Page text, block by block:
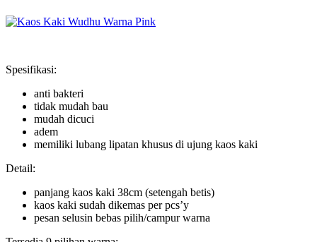
Spesifikasi:
anti bakteri
tidak mudah bau
mudah dicuci
adem
memiliki lubang lipatan khusus di ujung kaos kaki
Detail:
panjang kaos kaki 38cm (setengah betis)
kaos kaki sudah dikemas per pcs’y
pesan selusin bebas pilih/campur warna